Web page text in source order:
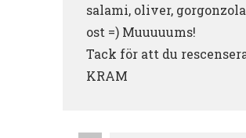
salami, oliver,
ost =) Muuuuums!
Tack för att du
KRAM